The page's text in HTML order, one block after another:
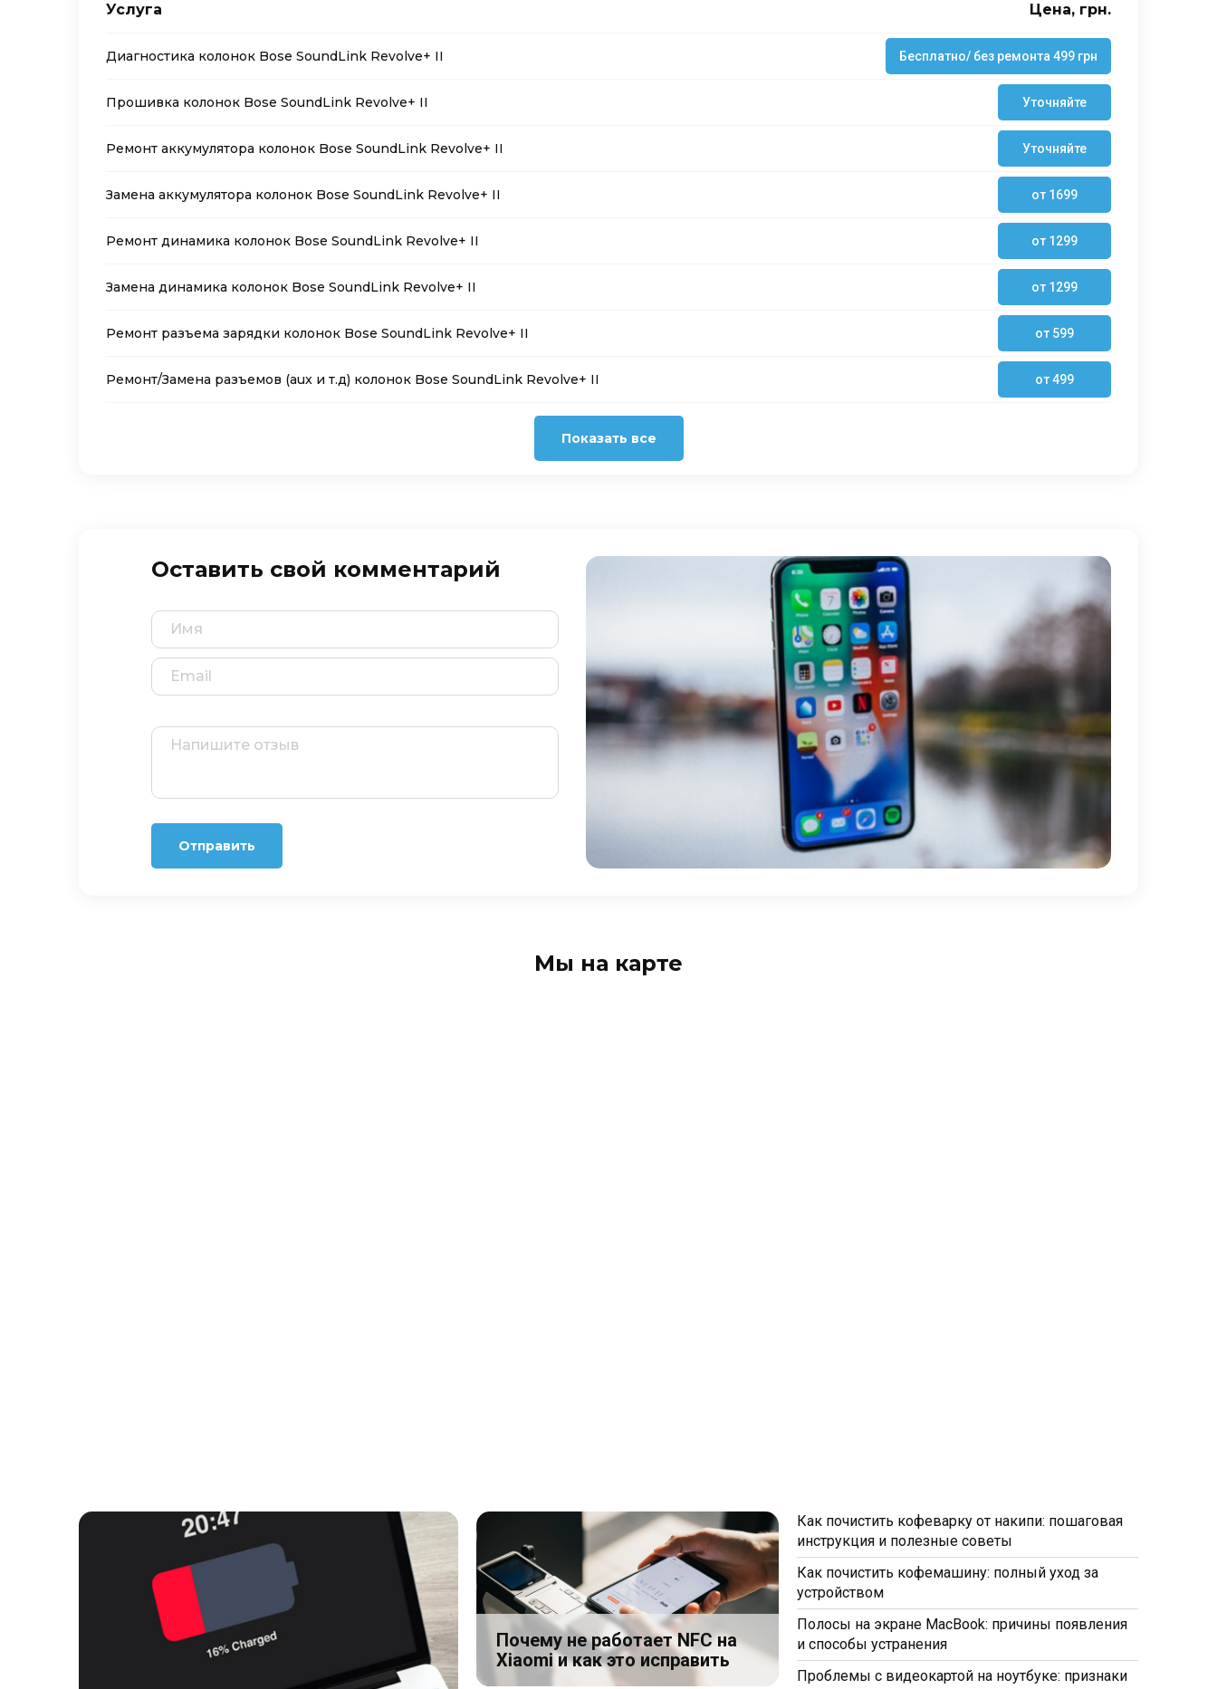
Услуга Цена, грн.
Диагностика колонок Bose SoundLink Revolve+ II Бесплатно/ без ремонта 499 грн
Прошивка колонок Bose SoundLink Revolve+ II Уточняйте
Ремонт аккумулятора колонок Bose SoundLink Revolve+ II Уточняйте
Замена аккумулятора колонок Bose SoundLink Revolve+ II от 1699
Ремонт динамика колонок Bose SoundLink Revolve+ II от 1299
Замена динамика колонок Bose SoundLink Revolve+ II от 1299
Ремонт разъема зарядки колонок Bose SoundLink Revolve+ II от 599
Ремонт/Замена разъемов (aux и т.д) колонок Bose SoundLink Revolve+ II от 499
Показать все
Оставить свой комментарий
Отправить
Мы на карте
Почему не работает NFC на
Xiaomi и как это исправить
Как почистить кофеварку от накипи: пошаговая
инструкция и полезные советы
Как почистить кофемашину: полный уход за
устройством
Полосы на экране MacBook: причины появления
и способы устранения
Проблемы с видеокартой на ноутбуке: признаки